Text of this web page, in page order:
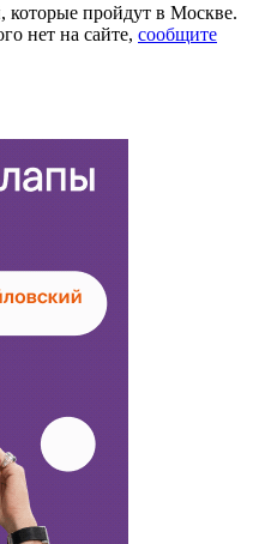
которые пройдут в Москве.
нет на сайте, сообщите